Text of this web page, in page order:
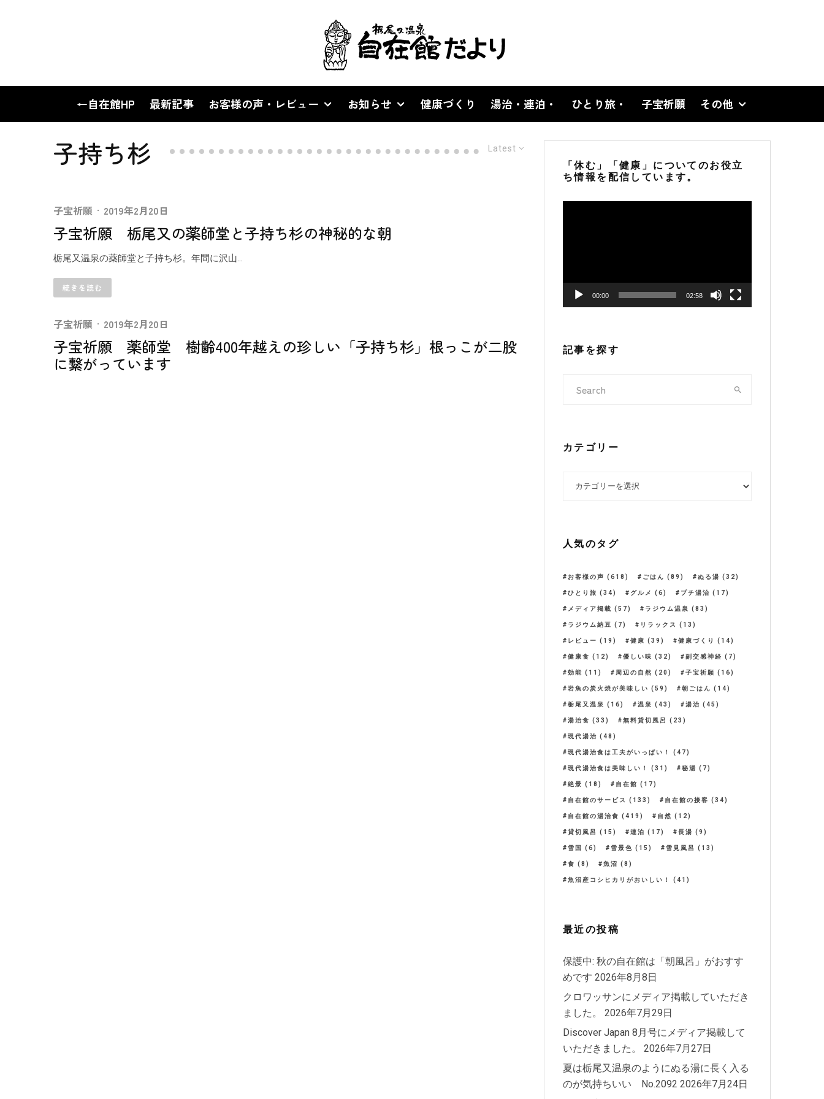
←自在館HP 最新記事 お客様の声・レビュー お知らせ 健康づくり 湯治・連泊・ ひとり旅・ 子宝祈願 その他
Latest
子持ち杉
子宝祈願 · 2019年2月20日
子宝祈願 栃尾又の薬師堂と子持ち杉の神秘的な朝
栃尾又温泉の薬師堂と子持ち杉。年間に沢山...
続きを読む
子宝祈願 · 2019年2月20日
子宝祈願 薬師堂 樹齢400年越えの珍しい「子持ち杉」根っこが二股
に繋がっています
「休む」「健康」についてのお役立
ち情報を配信しています。
00:00 02:58
記事を探す
カテゴリー
人気のタグ
お客様の声 (618) ごはん (89) ぬる湯 (32)
ひとり旅 (34) グルメ (6) プチ湯治 (17)
メディア掲載 (57) ラジウム温泉 (83)
ラジウム納豆 (7) リラックス (13)
レビュー (19) 健康 (39) 健康づくり (14)
健康食 (12) 優しい味 (32) 副交感神経 (7)
効能 (11) 周辺の自然 (20) 子宝祈願 (16)
岩魚の炭火焼が美味しい (59) 朝ごはん (14)
栃尾又温泉 (16) 温泉 (43) 湯治 (45)
湯治食 (33) 無料貸切風呂 (23)
現代湯治 (48)
現代湯治食は工夫がいっぱい！ (47)
現代湯治食は美味しい！ (31) 秘湯 (7)
絶景 (18) 自在館 (17)
自在館のサービス (133) 自在館の接客 (34)
自在館の湯治食 (419) 自然 (12)
貸切風呂 (15) 連泊 (17) 長湯 (9)
雪国 (6) 雪景色 (15) 雪見風呂 (13)
食 (8) 魚沼 (8)
魚沼産コシヒカリがおいしい！ (41)
最近の投稿
保護中: 秋の自在館は「朝風呂」がおすす
めです 2026年8月8日
クロワッサンにメディア掲載していただき
ました。
2026年7月29日
Discover Japan 8月号にメディア掲載して
いただきました。
2026年7月27日
夏は栃尾又温泉のようにぬる湯に長く入る
のが気持ちいい No.2092 2026年7月24日